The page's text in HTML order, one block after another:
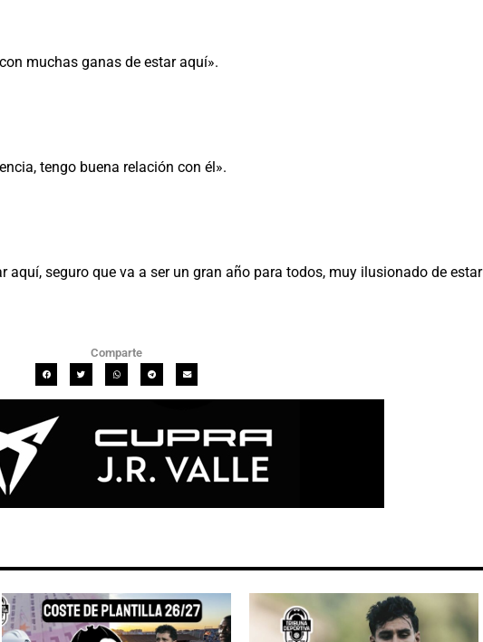
muchas ganas de estar aquí».
tengo buena relación con él».
aquí, seguro que va a ser un gran año para todos, muy ilusionado de estar
Comparte